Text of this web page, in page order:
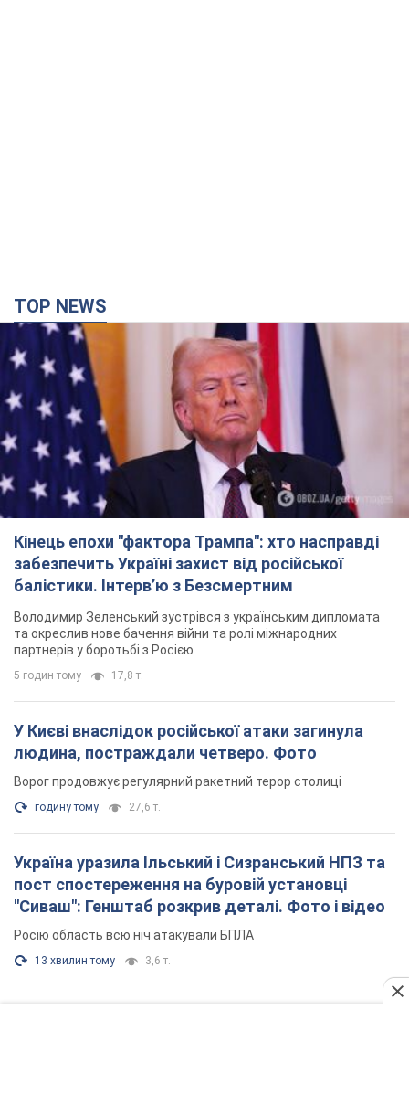
TOP NEWS
Кінець епохи "фактора Трампа": хто насправді
забезпечить Україні захист від російської
балістики. Інтерв’ю з Безсмертним
Володимир Зеленський зустрівся з українським дипломата
та окреслив нове бачення війни та ролі міжнародних
партнерів у боротьбі з Росією
5 годин тому 17,8 т.
У Києві внаслідок російської атаки загинула
людина, постраждали четверо. Фото
Ворог продовжує регулярний ракетний терор столиці
годину тому 27,6 т.
Україна уразила Ільський і Сизранський НПЗ та
пост спостереження на буровій установці
"Сиваш": Генштаб розкрив деталі. Фото і відео
Росію область всю ніч атакували БПЛА
13 хвилин тому 3,6 т.